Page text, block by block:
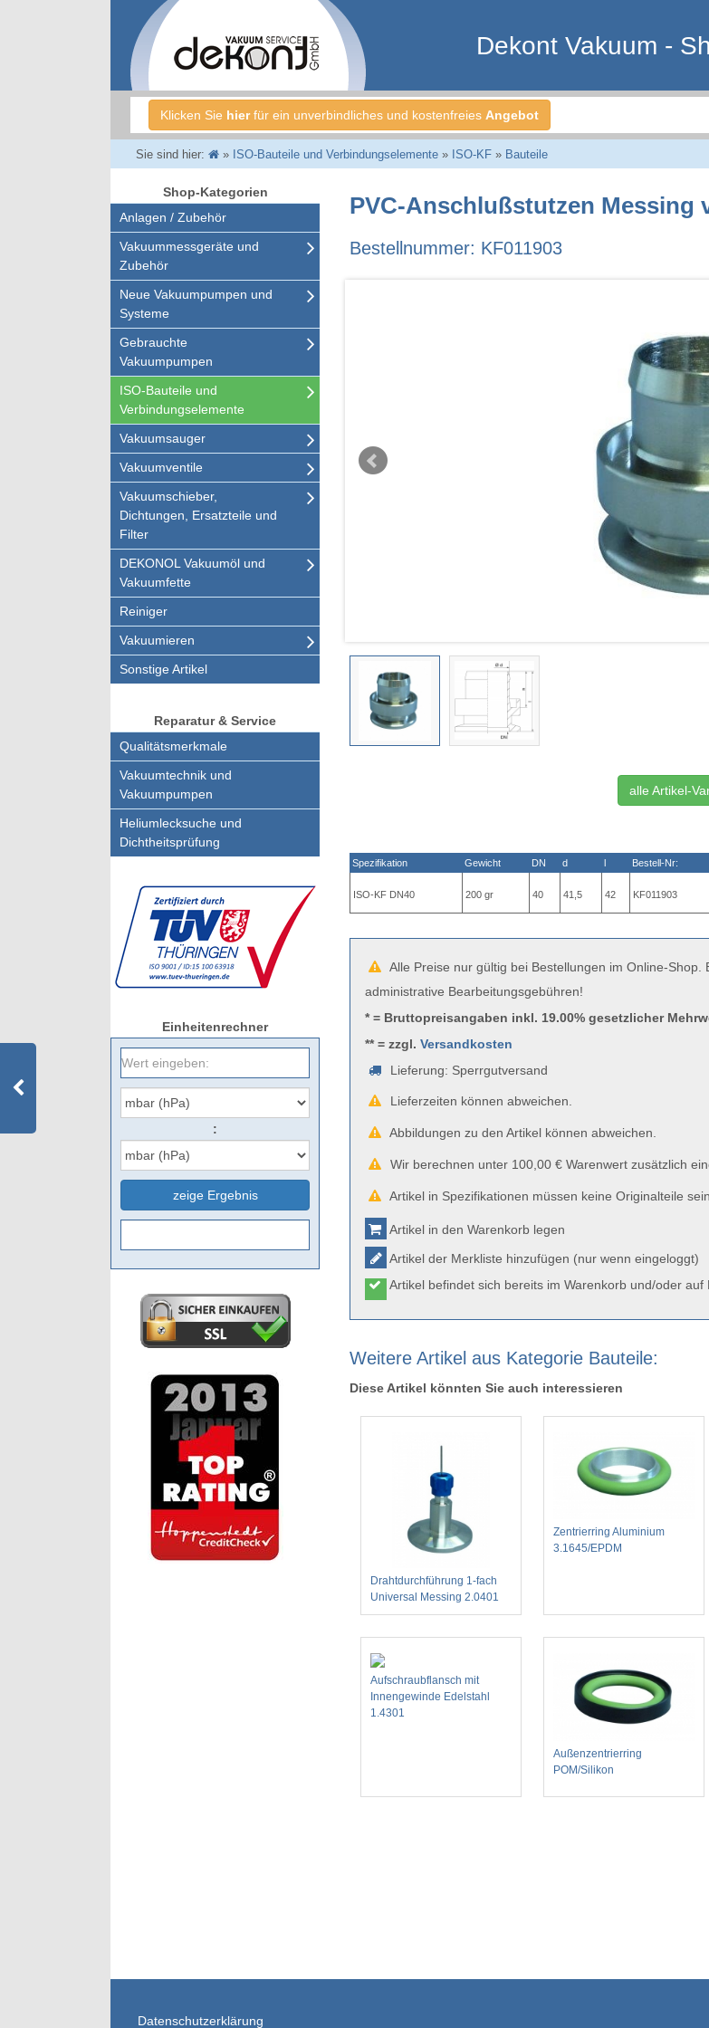
Dekont Vakuum -
Klicken Sie hierfür ein unverbindliches und kostenfreies Angebot
Sie sind hier: » ISO-Bauteile und Verbindungselemente» ISO-KF» Bauteile
Shop-Kategorien
Anlagen / Zubehör
Vakuummessgeräte und
Zubehör
Neue Vakuumpumpen und
Systeme
Gebrauchte
Vakuumpumpen
ISO-Bauteile und
Verbindungselemente
Vakuumsauger
Vakuumventile
Vakuumschieber,
Dichtungen, Ersatzteile und
Filter
DEKONOL Vakuumöl und
Vakuumfette
Reiniger
Vakuumieren
Sonstige Artikel
Reparatur & Service
Qualitätsmerkmale
Vakuumtechnik und
Vakuumpumpen
Heliumlecksuche und
Dichtheitsprüfung
Einheitenrechner
:
zeige Ergebnis
PVC-Anschlußstutzen Messing
Bestellnummer: KF011903
alle Artikel-
Spezifikation Gewicht DN d Bestell-Nr:
ISO-KF DN40 200 gr 40 41,5 42 KF011903
Alle Preise nur gültig bei Bestellungen im Online-
administrative Bearbeitungsgebühren!
* = Bruttopreisangaben inkl. 19.00% gesetzlicher
** = zzgl.Versandkosten
Lieferung: Sperrgutversand
Lieferzeiten können abweichen.
Abbildungen zu den Artikel können abweichen.
Wir berechnen unter 100,00 € Warenwert zusätzlich
Artikel in Spezifikationen müssen keine Originalteile sein.
Artikel in den Warenkorb legen
Artikel der Merkliste hinzufügen (nur wenn eingeloggt)
Artikel befindet sich bereits im Warenkorb und/oder auf
Weitere Artikel aus Kategorie Bauteile:
Diese Artikel könnten Sie auch interessieren
Drahtdurchführung 1-fach
Universal Messing 2.0401
Zentrierring Aluminium
3.1645/EPDM
Aufschraubflansch mit
Innengewinde Edelstahl
1.4301
Außenzentrierring
POM/Silikon
Datenschutzerklärung